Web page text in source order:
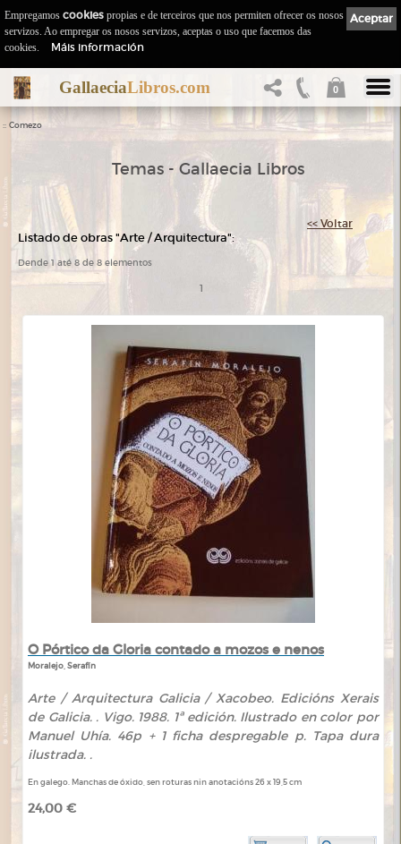
GallaeciaLibros.com 0
:: Comezo
Temas - Gallaecia Libros
<< Voltar
Listado de obras "Arte / Arquitectura":
Dende 1 até 8 de 8 elementos
1
O Pórtico da Gloria contado a mozos e nenos
Moralejo, Serafín
Arte / Arquitectura Galicia / Xacobeo. Edicións Xerais
de Galicia. . Vigo. 1988. 1ª edición. Ilustrado en color por
Manuel Uhía. 46p + 1 ficha despregable p. Tapa dura
ilustrada. .
En galego. Manchas de óxido, sen roturas nin anotacións 26 x 19,5 cm
24,00 €
Aceptar
Empregamos cookies propias e de terceiros que nos permiten ofrecer os nosos
servizos. Ao empregar os nosos servizos, aceptas o uso que facemos das
cookies.
Máis información